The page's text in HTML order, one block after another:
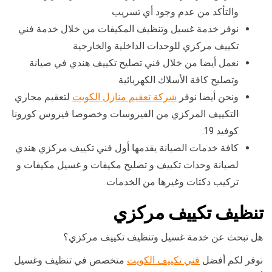
والتأكد من عدم وجود أي تسريب
نوفر خدمة غسيل وتنظيف المكيفات من خلال خدمة فني
تكييف مركزي للوحدات الداخلية والخارجية
نعمل أيضا من خلال فني تصليح تكييف هندي في صيانة
وتصليح كافة الأسلاك الكهربائية
ونحن أيضا نوفر شركة تعقيم منازل الكويت لتعقيم مجاري
التكييف المركزي من الفيروسات وخصوصا فيروس كورونا
كوفيد 19.
كافة خدمات الصيانة يقدمها أول فني تكييف مركزي هندي
لصيانة وحدات تكييف و تصليح مكيفات و غسيل مكيفات و
تركيب دكتات وغيرها من الخدمات
تنظيف تكييف مركزي
هل تبحث عن خدمة غسيل وتنظيف تكييف مركزي؟
نوفر لكم أفضل فني تكييف الكويت متخصص في تنظيف وغسيل